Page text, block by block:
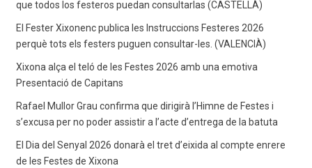
que todos los festeros puedan consultarlas (CASTELLÀ)
El Fester Xixonenc publica les Instruccions Festeres 2026
perquè tots els festers puguen consultar-les. (VALENCIÀ)
Xixona alça el teló de les Festes 2026 amb una emotiva
Presentació de Capitans
Rafael Mullor Grau confirma que dirigirà l’Himne de Festes i
s’excusa per no poder assistir a l’acte d’entrega de la batuta
El Dia del Senyal 2026 donarà el tret d’eixida al compte enrere
de les Festes de Xixona